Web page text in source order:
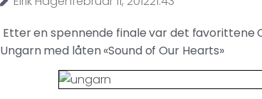
Etter en spennende finale var det favorittene
Ungarn med låten «Sound of Our Hearts»